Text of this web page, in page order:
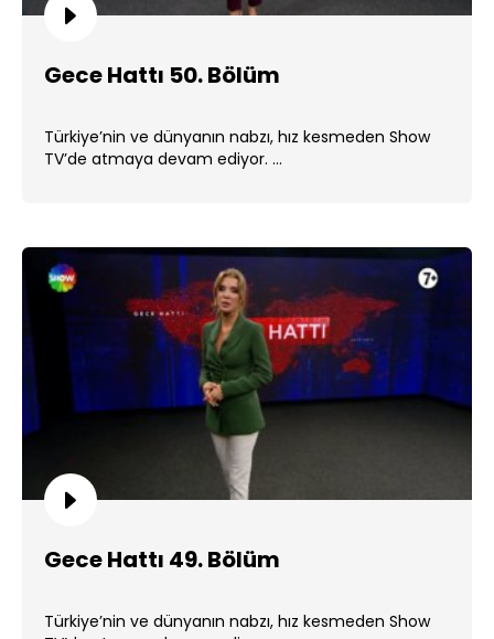
Gece Hattı 50. Bölüm
Türkiye’nin ve dünyanın nabzı, hız kesmeden Show
TV’de atmaya devam ediyor. ...
Gece Hattı 49. Bölüm
Türkiye’nin ve dünyanın nabzı, hız kesmeden Show